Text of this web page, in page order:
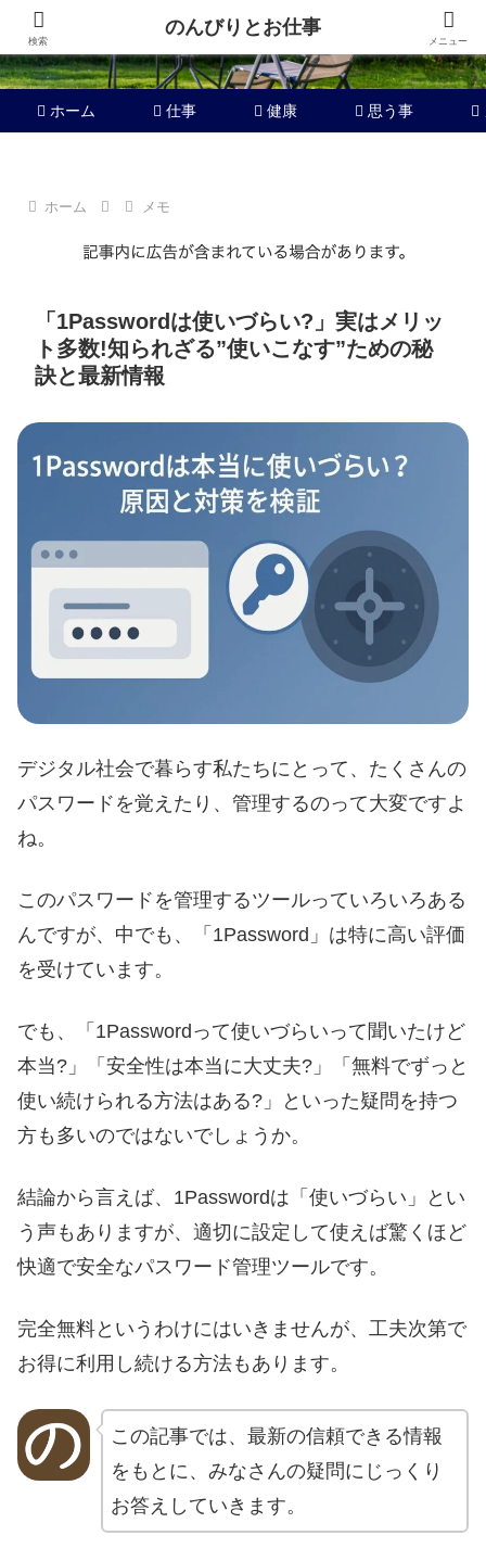
ホーム 仕事 健康 思う事
ホーム メモ
「1Passwordは使いづらい?」実はメリッ
ト多数!知られざる”使いこなす”ための秘
訣と最新情報
デジタル社会で暮らす私たちにとって、たくさんの
パスワードを覚えたり、管理するのって大変ですよ
ね。
このパスワードを管理するツールっていろいろある
んですが、中でも、「1Password」は特に高い評価
を受けています。
でも、「1Passwordって使いづらいって聞いたけど
本当?」「安全性は本当に大丈夫?」「無料でずっと
使い続けられる方法はある?」といった疑問を持つ
方も多いのではないでしょうか。
結論から言えば、1Passwordは「使いづらい」とい
う声もありますが、適切に設定して使えば驚くほど
快適で安全なパスワード管理ツールです。
完全無料というわけにはいきませんが、工夫次第で
お得に利用し続ける方法もあります。
この記事では、最新の信頼できる情報
をもとに、みなさんの疑問にじっくり
お答えしていきます。
検索
のんびりとお仕事
メニュー